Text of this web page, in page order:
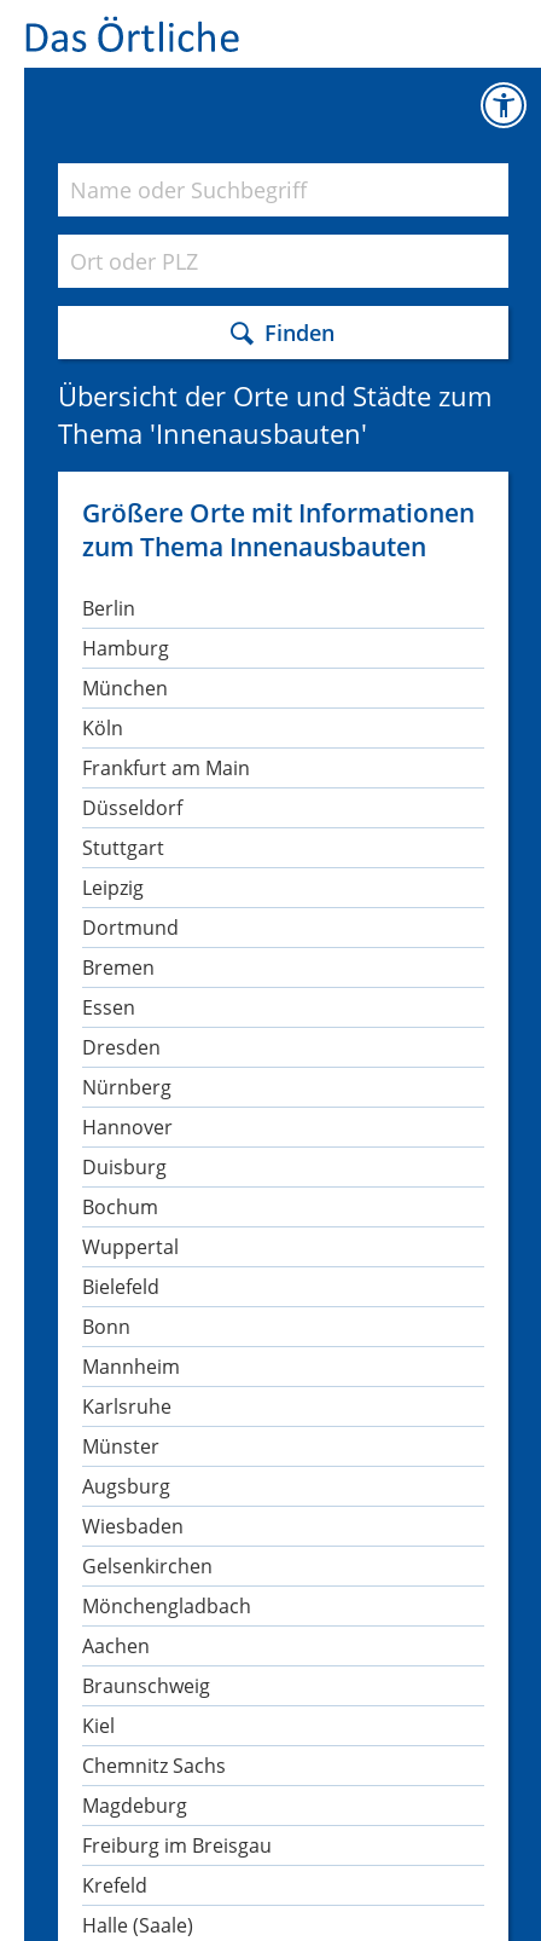
Finden
Übersicht der Orte und Städte zum
Thema 'Innenausbauten'
Größere Orte mit Informationen
zum Thema Innenausbauten
Berlin
Hamburg
München
Köln
Frankfurt am Main
Düsseldorf
Stuttgart
Leipzig
Dortmund
Bremen
Essen
Dresden
Nürnberg
Hannover
Duisburg
Bochum
Wuppertal
Bielefeld
Bonn
Mannheim
Karlsruhe
Münster
Augsburg
Wiesbaden
Gelsenkirchen
Mönchengladbach
Aachen
Braunschweig
Kiel
Chemnitz Sachs
Magdeburg
Freiburg im Breisgau
Krefeld
Halle (Saale)